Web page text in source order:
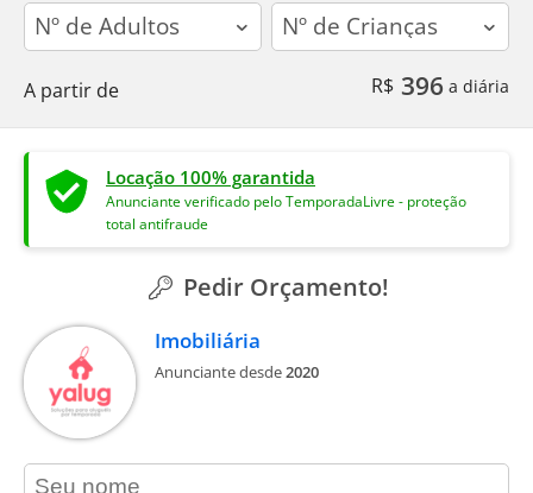
adults children
A partir de R$ 396 a diária
Locação 100% garantida
Anunciante verificado pelo TemporadaLivre - proteção
total antifraude
Pedir Orçamento!
Imobiliária
Anunciante desde2020
contact_name